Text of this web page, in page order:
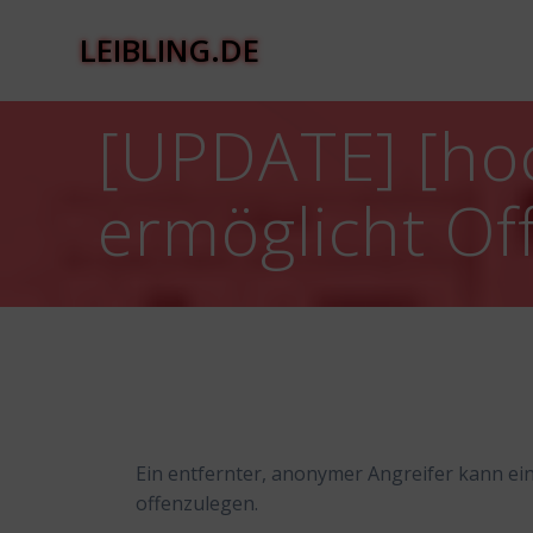
LEIBLING.DE
[UPDATE]
ermöglicht
Ein entfernter, anonymer Angreifer kann
offenzulegen.